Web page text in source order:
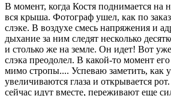
В момент, когда Костя поднимается на
вся крыша. Фотограф ушел, как по
слэке. В воздухе смесь напряжения и
дыхание за ним следят несколько
и столько же на земле. Он идет! Вот
слэка преодолел. В какой-то момент
мимо стропы.... Успеваю заметить,
увеличиваются глаза и открывается
сейчас идут вместе, переживают еще